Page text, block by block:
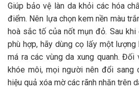
Giúp bảo vệ làn da khỏi các hóa
điểm. Nên lựa chọn kem nền màu
hoà sắc tố của nốt mụn đỏ. Sau
phù hợp, hãy dùng cọ lấy một
má ra các vùng da xung quanh. Đối
khóe môi, mọi người nên đổi sang
hiệu quả xóa mờ các rãnh nhăn trên